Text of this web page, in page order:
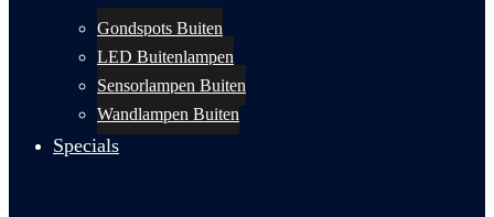
Gondspots Buiten
LED Buitenlampen
Sensorlampen Buiten
Wandlampen Buiten
Specials